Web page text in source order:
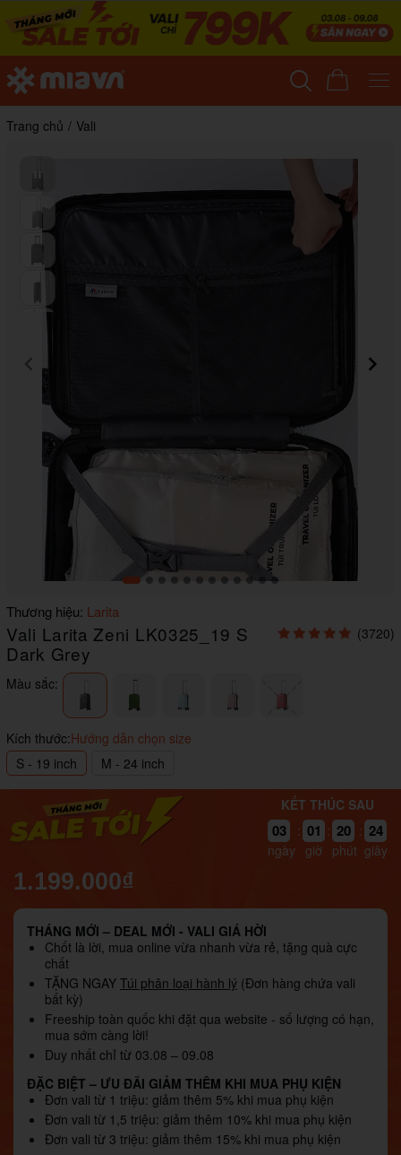
Trang chủ / Vali
Item
1
of
12
Thương hiệu: Larita
Vali Larita Zeni LK0325_19 S
Dark Grey
(3720)
Màu sắc:
Kích thước:Hướng dẫn chọn size
S - 19 inch
M - 24 inch
KẾT THÚC SAU
03
ngày
: 01
giờ
: 20
phút
: 23
giây
1.199.000₫
THÁNG MỚI – DEAL MỚI - VALI GIÁ HỜI
Chốt là lời, mua online vừa nhanh vừa rẻ, tặng quà cực
chất
TẶNG NGAY Túi phân loại hành lý (Đơn hàng chứa vali
bất kỳ)
Freeship toàn quốc khi đặt qua website - số lượng có hạn,
mua sớm càng lời!
Duy nhất chỉ từ 03.08 – 09.08
ĐẶC BIỆT – ƯU ĐÃI GIẢM THÊM KHI MUA PHỤ KIỆN
Đơn vali từ 1 triệu: giảm thêm 5% khi mua phụ kiện
Đơn vali từ 1,5 triệu: giảm thêm 10% khi mua phụ kiện
Đơn vali từ 3 triệu: giảm thêm 15% khi mua phụ kiện